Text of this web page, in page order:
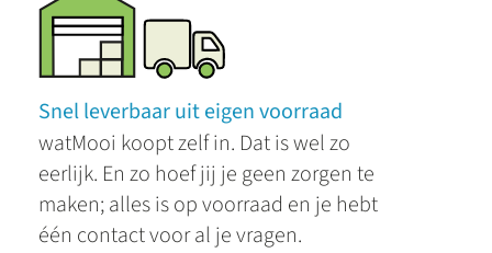
Snel leverbaar uit eigen voorraad
watMooi koopt zelf in. Dat is wel zo
eerlijk. En zo hoef jij je geen zorgen te
maken; alles is op voorraad en je hebt
één contact voor al je vragen.